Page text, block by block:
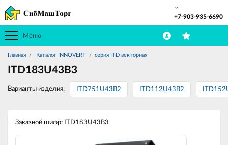
Меню
+7-903-935-6690
Главная Каталог INNOVERT серия ITD векторная
ITD183U43B3
Варианты изделия: ITD751U43B2 ITD112U43B2
Заказной шифр: ITD183U43B3